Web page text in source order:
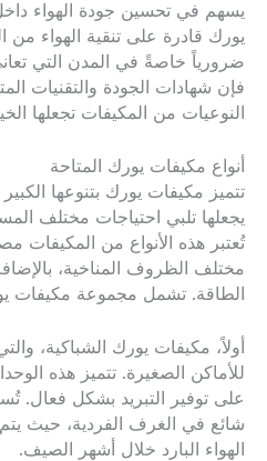
يسهم في تحسين جودة الهواء
يورك قادرة على تنقية الهواء من
ضرورياً خاصةً في المدن التي
فإن شهادات الجودة والتقنيات
النوعيات من المكيفات تجعلها
أنواع مكيفات يورك المتاحة
تتميز مكيفات يورك بتنوعها الكبير
يجعلها تلبي احتياجات مختلف
تُعتبر هذه الأنواع من المكيفات
مختلف الظروف المناخية،
الطاقة. تشمل مجموعة مكيفات
أولاً، مكيفات يورك الشباكية،
للأماكن الصغيرة. تتميز هذه
على توفير التبريد بشكل فعال.
شائع في الغرف الفردية، حيث يتم
الهواء البارد خلال أشهر الصيف.